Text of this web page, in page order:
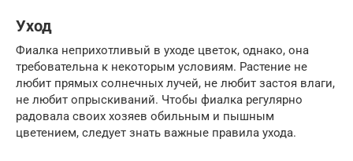
Уход
Фиалка неприхотливый в уходе цветок, однако, она
требовательна к некоторым условиям. Растение не
любит прямых солнечных лучей, не любит застоя влаги,
не любит опрыскиваний. Чтобы фиалка регулярно
радовала своих хозяев обильным и пышным
цветением, следует знать важные правила ухода.